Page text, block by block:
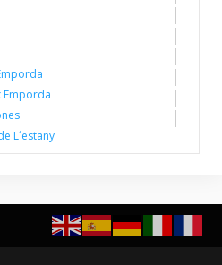
Emporda
L´estany